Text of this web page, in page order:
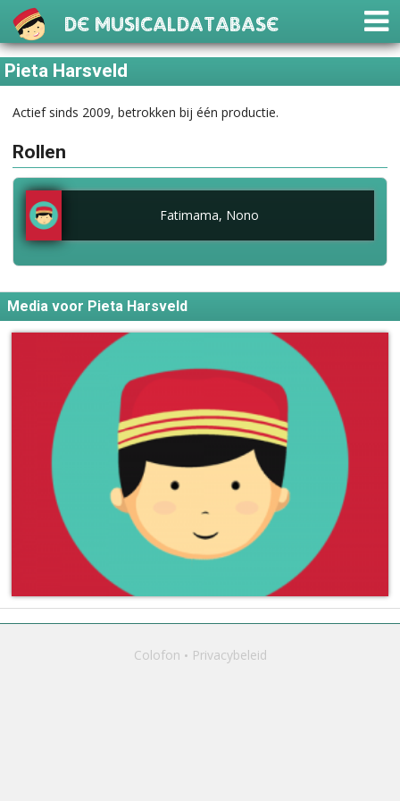
De Musicaldatabase
Pieta Harsveld
Actief sinds 2009, betrokken bij één productie.
Rollen
Fatimama, Nono
Media voor Pieta Harsveld
Colofon Privacybeleid